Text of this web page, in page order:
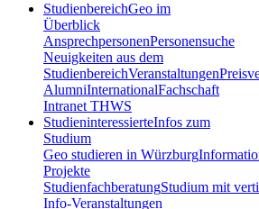
StudienbereichGeo im
Überblick
AnsprechpersonenPersonensuche
Neuigkeiten aus dem
StudienbereichVeranstaltungen
AlumniInternationalFachschaft
Intranet THWS
StudieninteressierteInfos zum
Studium
Geo studieren in Würzburg
Projekte
StudienfachberatungStudium mit
Info-Veranstaltungen